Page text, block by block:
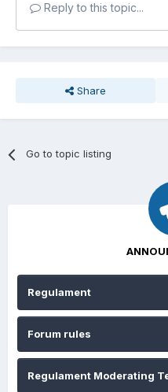
Reply to this topic...
Share
Go to topic listing
Regulament
Forum rules
Regulament Moderating